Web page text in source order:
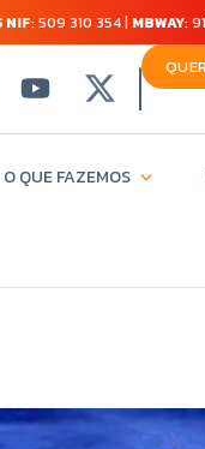
NIF: 509 310 354 | MBWAY:
O QUE FAZEMOS